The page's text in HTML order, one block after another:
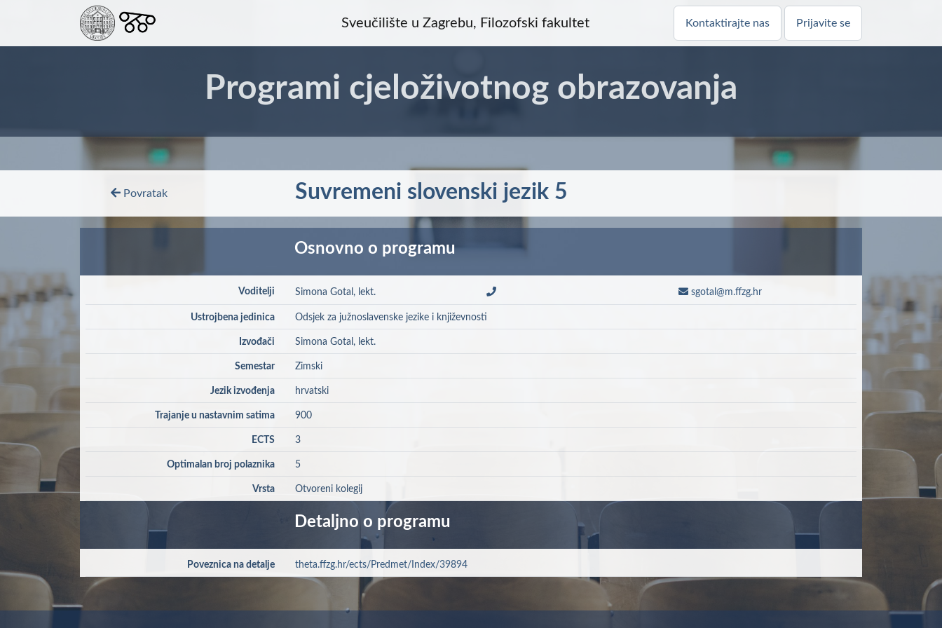
Sveučilište u Zagrebu, Filozofski fakultet Kontaktirajte nas Prijavite se
Programi cjeloživotnog obrazovanja
Povratak Suvremeni slovenski jezik 5
Osnovno o programu
Voditelji Simona Gotal, lekt. sgotal@m.ffzg.hr
Ustrojbena jedinica Odsjek za južnoslavenske jezike i književnosti
Izvođači Simona Gotal, lekt.
Semestar Zimski
Jezik izvođenja hrvatski
Trajanje u nastavnim satima 900
ECTS 3
Optimalan broj polaznika 5
Vrsta Otvoreni kolegij
Detaljno o programu
Poveznica na detalje theta.ffzg.hr/ects/Predmet/Index/39894